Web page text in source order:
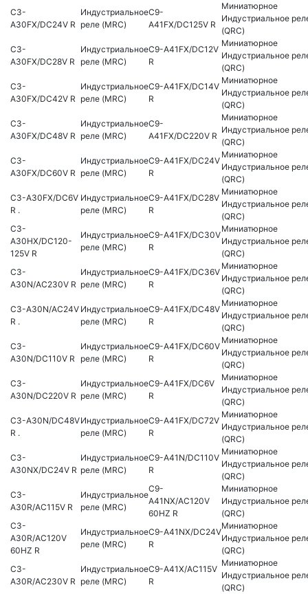
C3-
A30FX/DC24V R
Индустриальное
реле (MRC)
C9-
A41FX/DC125V R
Миниатюрное
Индустриальное
(QRC)
C3-
A30FX/DC28V R
Индустриальное
реле (MRC)
C9-A41FX/DC12V
R
Миниатюрное
Индустриальное
(QRC)
C3-
A30FX/DC42V R
Индустриальное
реле (MRC)
C9-A41FX/DC14V
R
Миниатюрное
Индустриальное
(QRC)
C3-
A30FX/DC48V R
Индустриальное
реле (MRC)
C9-
A41FX/DC220V R
Миниатюрное
Индустриальное
(QRC)
C3-
A30FX/DC60V R
Индустриальное
реле (MRC)
C9-A41FX/DC24V
R
Миниатюрное
Индустриальное
(QRC)
C3-A30FX/DC6V
R .
Индустриальное
реле (MRC)
C9-A41FX/DC28V
R
Миниатюрное
Индустриальное
(QRC)
C3-
A30HX/DC120-
125V R
Индустриальное
реле (MRC)
C9-A41FX/DC30V
R
Миниатюрное
Индустриальное
(QRC)
C3-
A30N/AC230V R
Индустриальное
реле (MRC)
C9-A41FX/DC36V
R
Миниатюрное
Индустриальное
(QRC)
C3-A30N/AC24V
R .
Индустриальное
реле (MRC)
C9-A41FX/DC48V
R
Миниатюрное
Индустриальное
(QRC)
C3-
A30N/DC110V R
Индустриальное
реле (MRC)
C9-A41FX/DC60V
R
Миниатюрное
Индустриальное
(QRC)
C3-
A30N/DC220V R
Индустриальное
реле (MRC)
C9-A41FX/DC6V
R
Миниатюрное
Индустриальное
(QRC)
C3-A30N/DC48V
R .
Индустриальное
реле (MRC)
C9-A41FX/DC72V
R
Миниатюрное
Индустриальное
(QRC)
C3-
A30NX/DC24V R
Индустриальное
реле (MRC)
C9-A41N/DC110V
R
Миниатюрное
Индустриальное
(QRC)
C3-
A30R/AC115V R
Индустриальное
реле (MRC)
C9-
A41NX/AC120V
60HZ R
Миниатюрное
Индустриальное
(QRC)
C3-
A30R/AC120V
60HZ R
Индустриальное
реле (MRC)
C9-A41NX/DC24V
R
Миниатюрное
Индустриальное
(QRC)
C3-
A30R/AC230V R
Индустриальное
реле (MRC)
C9-A41X/AC115V
R
Миниатюрное
Индустриальное
(QRC)